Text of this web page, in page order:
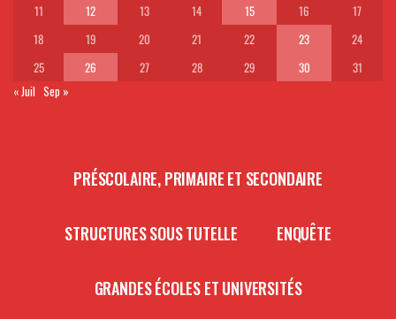
11
12 13 14 15 16
17
18
19 20 21 22 23
24
25
26 27 28 29 30
31
« Juil Sep »
PRÉSCOLAIRE, PRIMAIRE ET SECONDAIRE
STRUCTURES SOUS TUTELLE ENQUÊTE
GRANDES ÉCOLES ET UNIVERSITÉS